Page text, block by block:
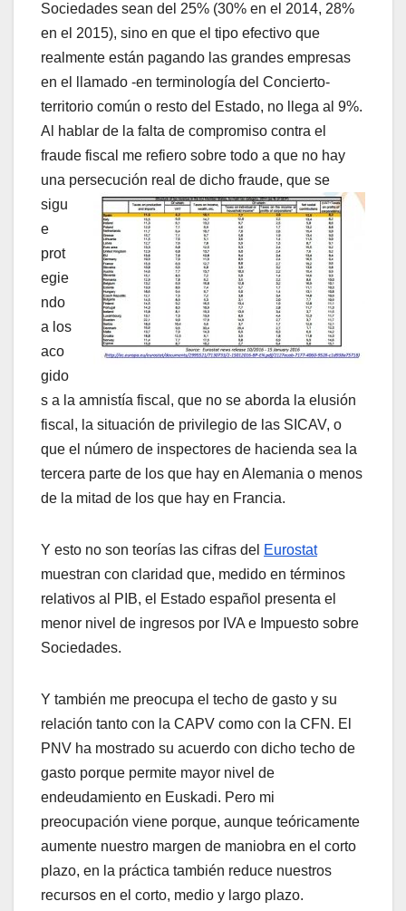
Sociedades sean del 25% (30% en el 2014, 28%
en el 2015), sino en que el tipo efectivo que
realmente están pagando las grandes empresas
en el llamado -en terminologí­a del Concierto-
territorio común o resto del Estado, no llega al 9%.
Al hablar de la falta de compromiso contra el
fraude fiscal me refiero sobre todo a que no hay
una persecución real de dicho fraude, que se
sigu
e
prot
egie
ndo
a los
aco
gido
s a la amnistí­a fiscal, que no se aborda la elusión
fiscal, la situación de privilegio de las SICAV, o
que el número de inspectores de hacienda sea la
tercera parte de los que hay en Alemania o menos
de la mitad de los que hay en Francia.
Y esto no son teorí­as las cifras del Eurostat
muestran con claridad que, medido en términos
relativos al PIB, el Estado español presenta el
menor nivel de ingresos por IVA e Impuesto sobre
Sociedades.
Y también me preocupa el techo de gasto y su
relación tanto con la CAPV como con la CFN. El
PNV ha mostrado su acuerdo con dicho techo de
gasto porque permite mayor nivel de
endeudamiento en Euskadi. Pero mi
preocupación viene porque, aunque teóricamente
aumente nuestro margen de maniobra en el corto
plazo, en la práctica también reduce nuestros
recursos en el corto, medio y largo plazo.